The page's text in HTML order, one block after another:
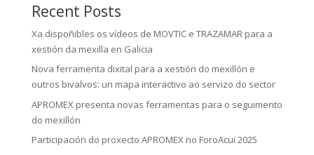
Recent Posts
Xa dispoñibles os vídeos de MOVTIC e TRAZAMAR para a
xestión da mexilla en Galicia
Nova ferramenta dixital para a xestión do mexillón e
outros bivalvos: un mapa interactivo ao servizo do sector
APROMEX presenta novas ferramentas para o seguimento
do mexillón
Participación do proxecto APROMEX no ForoAcui 2025